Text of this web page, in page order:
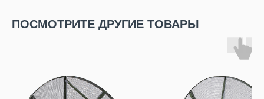
ПОСМОТРИТЕ ДРУГИЕ ТОВАРЫ